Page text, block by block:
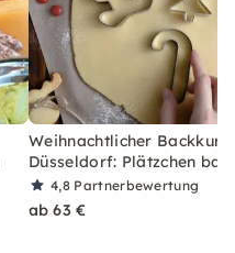
Weihnachtlicher Backkurs
Düsseldorf: Plätzchen
4,8 Partnerbewertung
ab 63 €